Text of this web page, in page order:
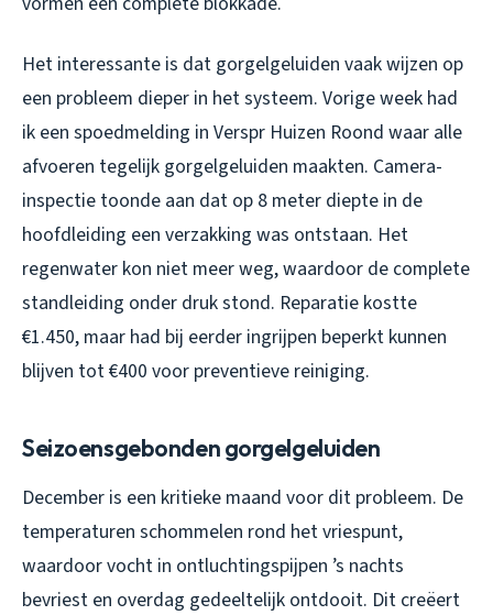
Het interessante is dat gorgelgeluiden vaak wijzen op
een probleem dieper in het systeem. Vorige week had
ik een spoedmelding in Verspr Huizen Roond waar alle
afvoeren tegelijk gorgelgeluiden maakten. Camera-
inspectie toonde aan dat op 8 meter diepte in de
hoofdleiding een verzakking was ontstaan. Het
regenwater kon niet meer weg, waardoor de complete
standleiding onder druk stond. Reparatie kostte
€1.450, maar had bij eerder ingrijpen beperkt kunnen
blijven tot €400 voor preventieve reiniging.
Seizoensgebonden gorgelgeluiden
December is een kritieke maand voor dit probleem. De
temperaturen schommelen rond het vriespunt,
waardoor vocht in ontluchtingspijpen ’s nachts
bevriest en overdag gedeeltelijk ontdooit. Dit creëert